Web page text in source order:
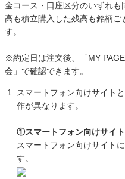
金コース・口座区分のいずれ
高も積立購入した残高も銘柄ご
す。
※約定日は注文後、「MY
会」で確認できます。
スマートフォン向けサイト
作が異なります。
①スマートフォン向けサイ
スマートフォン向けサイト
す。